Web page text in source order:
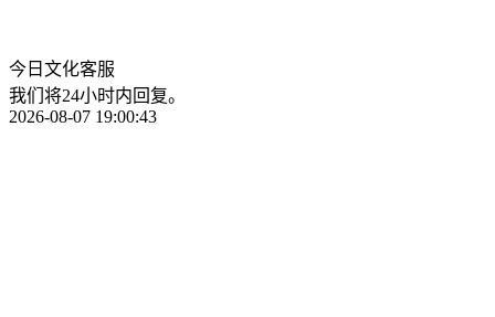
今日文化客服
我们将24小时内回复。
2026-08-07 19:00:43